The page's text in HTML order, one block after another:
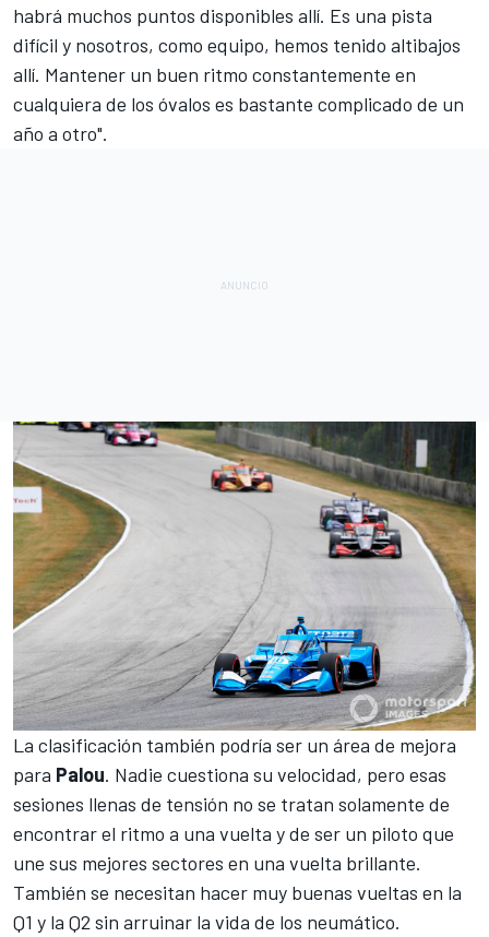
habrá muchos puntos disponibles allí. Es una pista
difícil y nosotros, como equipo, hemos tenido altibajos
allí. Mantener un buen ritmo constantemente en
cualquiera de los óvalos es bastante complicado de un
año a otro".
La clasificación también podría ser un área de mejora
para Palou. Nadie cuestiona su velocidad, pero esas
sesiones llenas de tensión no se tratan solamente de
encontrar el ritmo a una vuelta y de ser un piloto que
une sus mejores sectores en una vuelta brillante.
También se necesitan hacer muy buenas vueltas en la
Q1 y la Q2 sin arruinar la vida de los neumático.